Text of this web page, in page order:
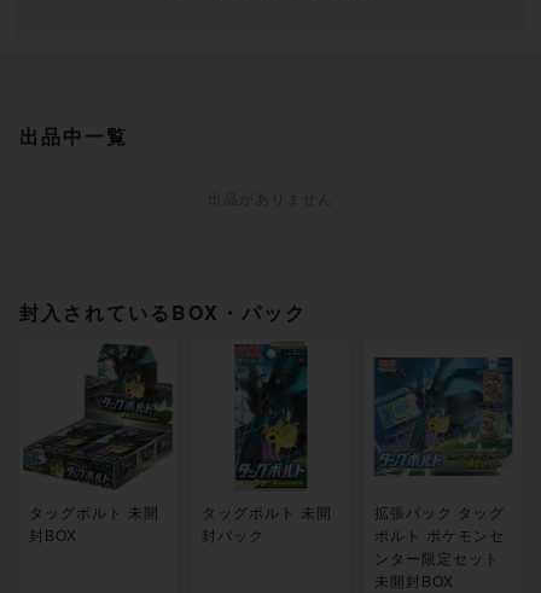
出品中一覧
封入されているBOX・パック
タッグボルト 未開
封BOX
タッグボルト 未開
封パック
拡張パック タッグ
ボルト ポケモンセ
ンター限定セット
未開封BOX